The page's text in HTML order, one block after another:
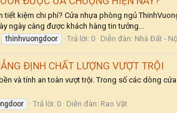
kiệm chi phí? Cửa nhựa phòng ngủ
ngày càng được khách hàng tin tưởng...
thinhvuongdoor Trả lời: 0 Diễn đàn: Nhà Đất -
ĐỊNH CHẤT LƯỢNG VƯỢT TRỘI
và tính an toàn vượt trội. Trong số các dòng
Trả lời: 0 Diễn đàn: Rao Vặt